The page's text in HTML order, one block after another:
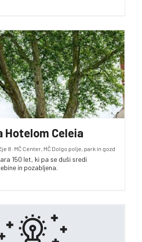
Hotelom Celeia
8: MČ Center, MČ Dolgo polje, park in gozd
150 let, ki pa se duši sredi
in pozabljena.